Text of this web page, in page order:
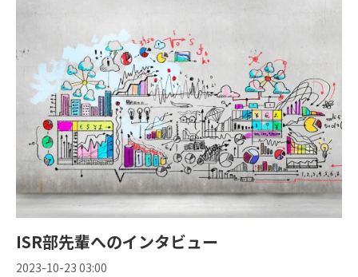
ISR部先輩へのインタビュー
2023-10-23 03:00